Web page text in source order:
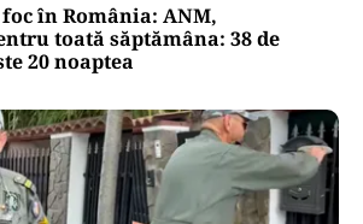
în România: ANM,
toată săptămâna: 38 de
20 noaptea